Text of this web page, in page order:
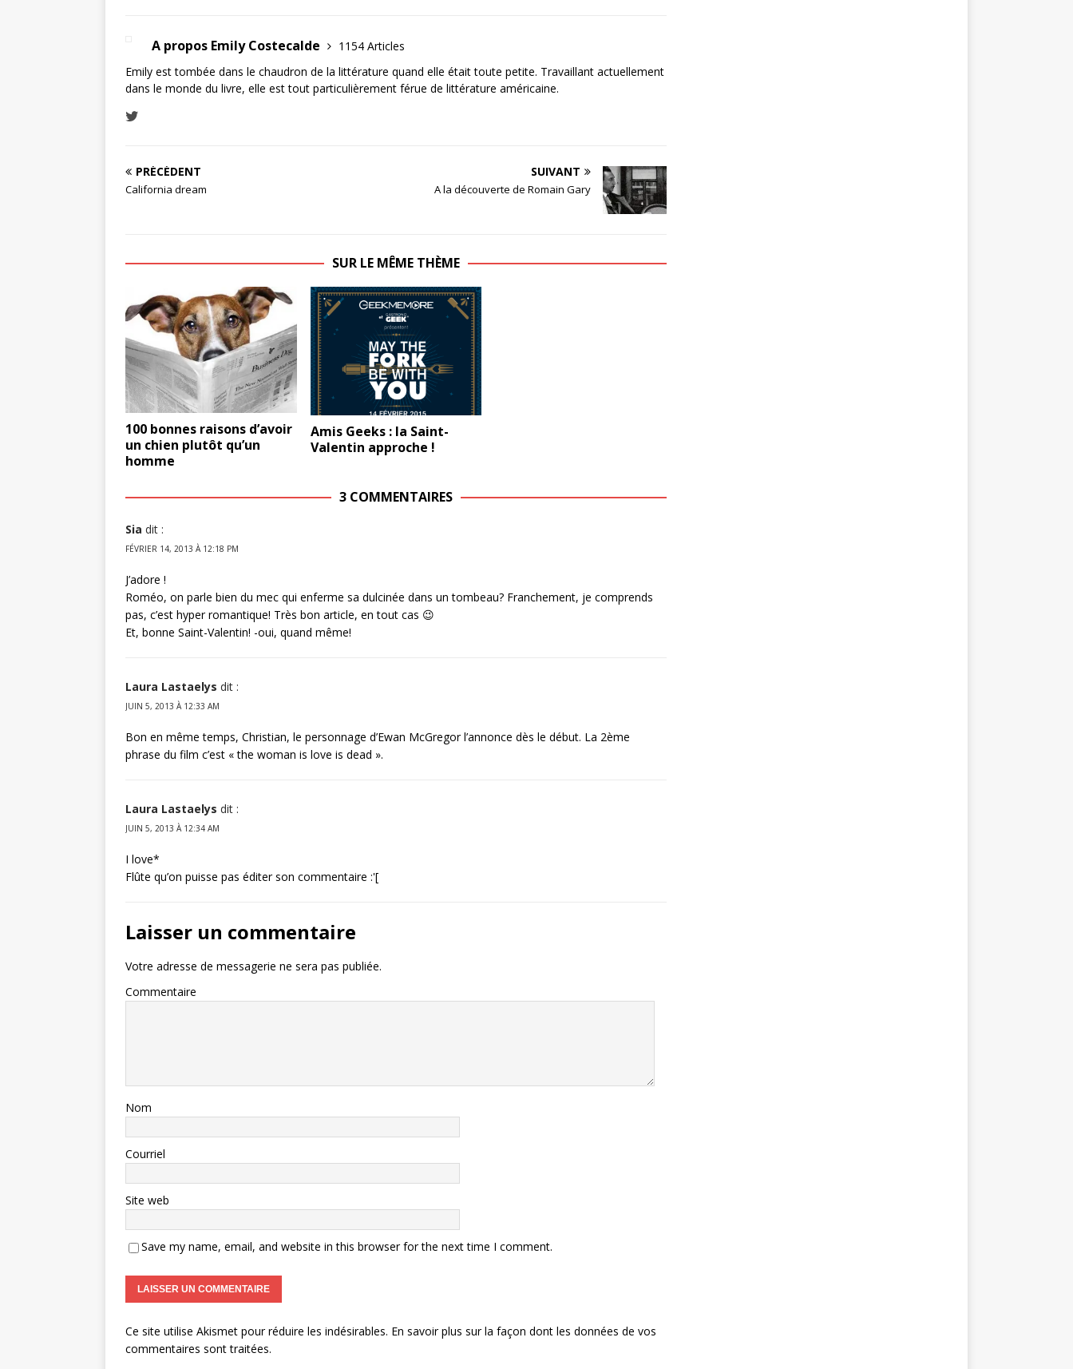
A propos Emily Costecalde
1154 Articles
Emily est tombée dans le chaudron de la littérature quand elle était toute petite. Travaillant actuellement
dans le monde du livre, elle est tout particulièrement férue de littérature américaine.
PRÉCÉDENT
California dream
SUIVANT
A la découverte de Romain Gary
SUR LE MÊME THÈME
100 bonnes raisons d’avoir
un chien plutôt qu’un
homme
Amis Geeks : la Saint-
Valentin approche !
3 COMMENTAIRES
Sia dit :
FÉVRIER 14, 2013 À 12:18 PM
J’adore !
Roméo, on parle bien du mec qui enferme sa dulcinée dans un tombeau? Franchement, je comprends
pas, c’est hyper romantique! Très bon article, en tout cas 😉
Et, bonne Saint-Valentin! -oui, quand même!
Laura Lastaelys dit :
JUIN 5, 2013 À 12:33 AM
Bon en même temps, Christian, le personnage d’Ewan McGregor l’annonce dès le début. La 2ème
phrase du film c’est « the woman is love is dead ».
Laura Lastaelys dit :
JUIN 5, 2013 À 12:34 AM
I love*
Flûte qu’on puisse pas éditer son commentaire :'[
Laisser un commentaire
Votre adresse de messagerie ne sera pas publiée.
Commentaire
Nom
Courriel
Site web
Save my name, email, and website in this browser for the next time I comment.
Ce site utilise Akismet pour réduire les indésirables. En savoir plus sur la façon dont les données de vos
commentaires sont traitées.